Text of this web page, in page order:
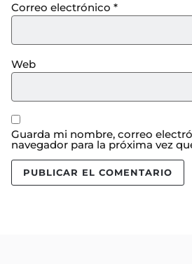
Correo electrónico *
Web
Guarda mi nombre, correo
navegador para la próxima vez